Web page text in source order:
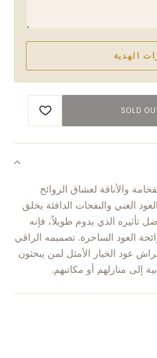
الهدية
SOLD
والأناقة لعشاق الروائح
الغني والنفحات الدافئة يخلق
الذي يدوم طويلاً، فإنه
العود الساحرة. تصميمه الراقي
عود الخيار الأمثل لمن يبحثون
إلى منازلهم أو مكاتبهم.